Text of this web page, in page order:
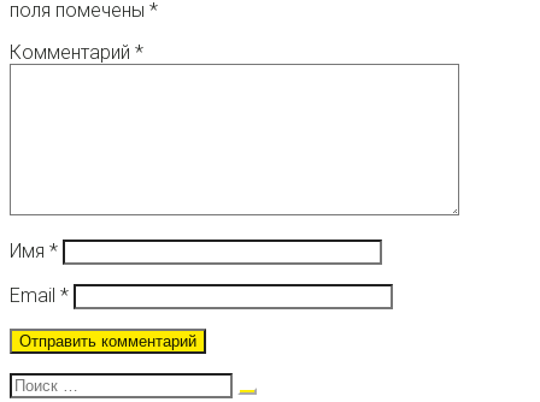
поля помечены *
Комментарий *
Имя *
Email *
Поиск: